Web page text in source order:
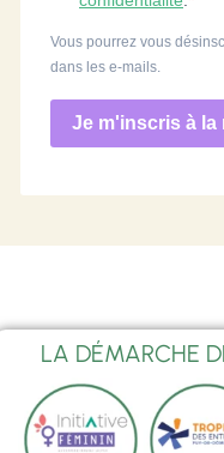
Vous pourrez vous
dans les e-mails.
Je m'inscris à la
LA DÉMARCHE